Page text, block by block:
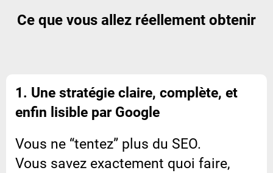
Ce que vous allez réellement obtenir
1. Une stratégie claire, complète, et
enfin lisible par Google
Vous ne “tentez” plus du SEO.
Vous savez exactement quoi faire,